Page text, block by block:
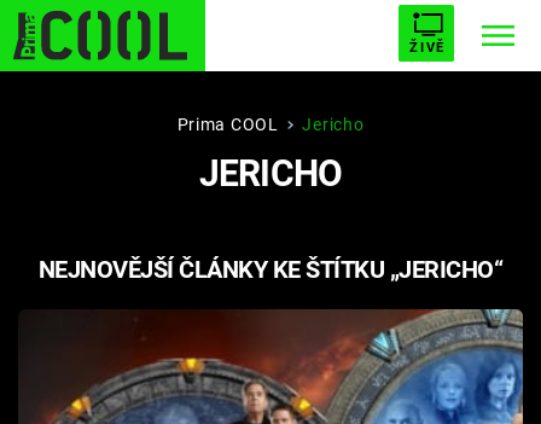
ŽIVĚ
STARHOUSE BUFFY, PŘEMOŽITELKA UPÍRŮ
AVENGERS 5
Filmy
Prima COOL Jericho
JERICHO
NEJNOVĚJŠÍ ČLÁNKY KE ŠTÍTKU „JERICHO“